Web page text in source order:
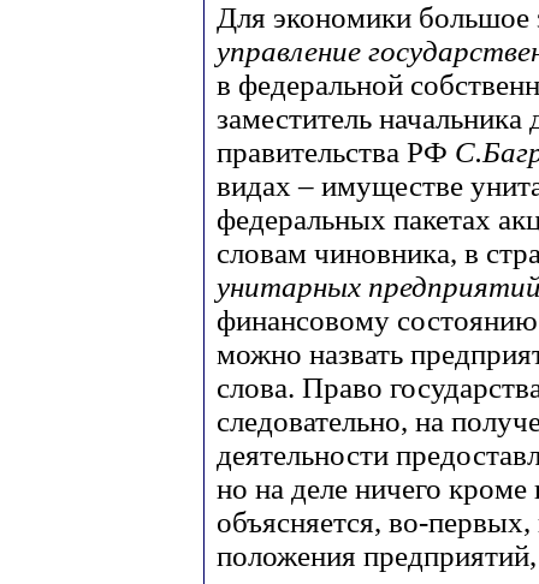
Для экономики большое
управление
в федеральной
заместитель начальника
правительства РФ
видах – имуществе
федеральных пакетах
словам чиновника, в
унитарных
финансовому
можно назвать
слова. Право
следовательно, на
деятельности
но на деле ничего кроме
объясняется, во-
положения